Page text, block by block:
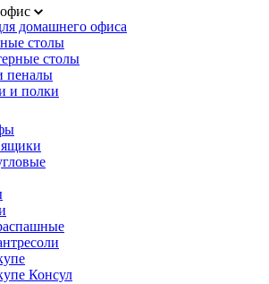
домашнего офиса
столы
столы
и полки
Консул